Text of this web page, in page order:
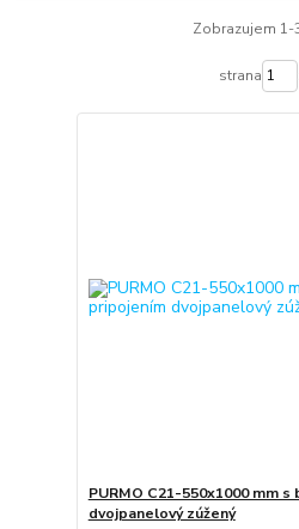
Zobrazujem 1-
strana
PURMO C21-550x1000 mm
dvojpanelový zúžený